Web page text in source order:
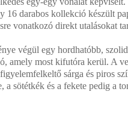
16 darabos kollekció készült
vonatkozó direkt utalásokat
végül egy hordhatóbb,
amely most kifutóra kerül. A
sárga és piros
a sötétkék és a fekete pedig a